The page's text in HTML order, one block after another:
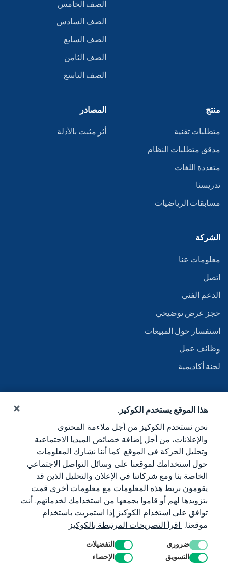
هذا الموقع يستخدم الكوكيز.
نحن نستخدم الكوكيز من أجل ملاءمة المحتوى
والإعلانات، من أجل إضافة خصائص الميديا الاجتماعية
وتحليل الحركة في الموقع. كما أننا نشارك المعلومات
حول استخدامك لموقعنا على وسائل التواصل الاجتماعي
الخاصة بنا ومع شركائنا في الإعلان والتحليل الذين قد
يقومون بربط هذه المعلومات مع معلومات أخرى قمت
بتزويدها لهم أو قاموا بجمعها من استخدامك لخدماتهم. أنت
توافق على استخدام الكوكيز إذا استمريت باستخدام
موقعنا.اقرأ التصريحات المرتبطة بالكوكيز
ضروري
التفضيلات
التسويق
الإحصاء
الصف الخامس
الصف السادس
الصف السابع
الصف الثامن
الصف التاسع
منتج
متطلبات تقنية
مدقق متطلبات النظام
متعددة اللغات
تدريسنا
مسابقات الرياضيات
المصادر
أثر مثبت بالأدلة
الشركة
معلومات عنا
اتصل
الدعم الفني
حجز عرض توضيحي
استفسار حول المبيعات
وظائف عمل
لجنة أكاديمية